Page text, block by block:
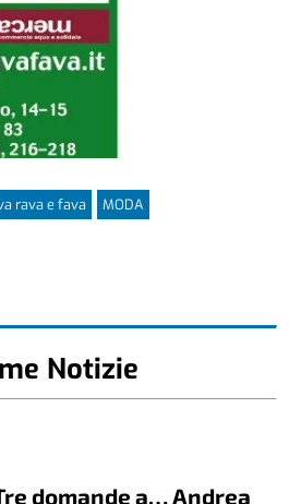
rava e fava MODA
Notizie
domande a… Andrea